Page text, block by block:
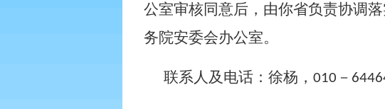
公室审核同意后，由你省负责协调
务院安委会办公室。
联系人及电话：徐杨， 010 －